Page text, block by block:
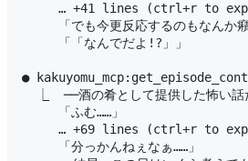
… +41 lines (ctrl+r to
「でも今更反応するのもなんか
     「「なんでだよ!?」」
●
⎿  ──酒の肴として提供した怖い話
     「ふむ……」
… +69 lines (ctrl+r to
     「分っかんねぇなぁ……」